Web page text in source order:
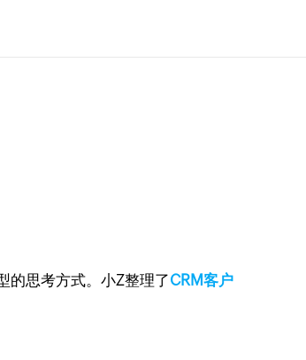
的思考方式。小Z整理了CRM客户